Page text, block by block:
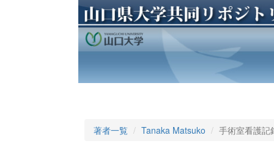
著者一覧 Tanaka Matsuko 手術室看護記